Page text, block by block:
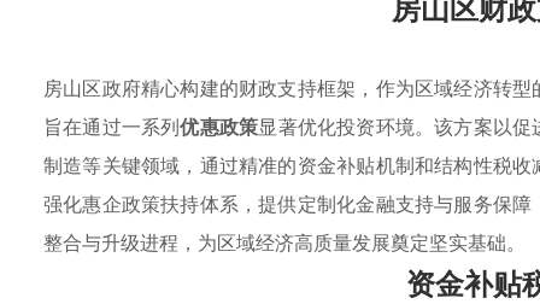
房山区政府精心构建的财政支持框架，作为区域经济转
旨在通过一系列优惠政策显著优化投资环境。该方案以
制造等关键领域，通过精准的资金补贴机制和结构性税
强化惠企政策扶持体系，提供定制化金融支持与服务保
整合与升级进程，为区域经济高质量发展奠定坚实基础。
资金补贴